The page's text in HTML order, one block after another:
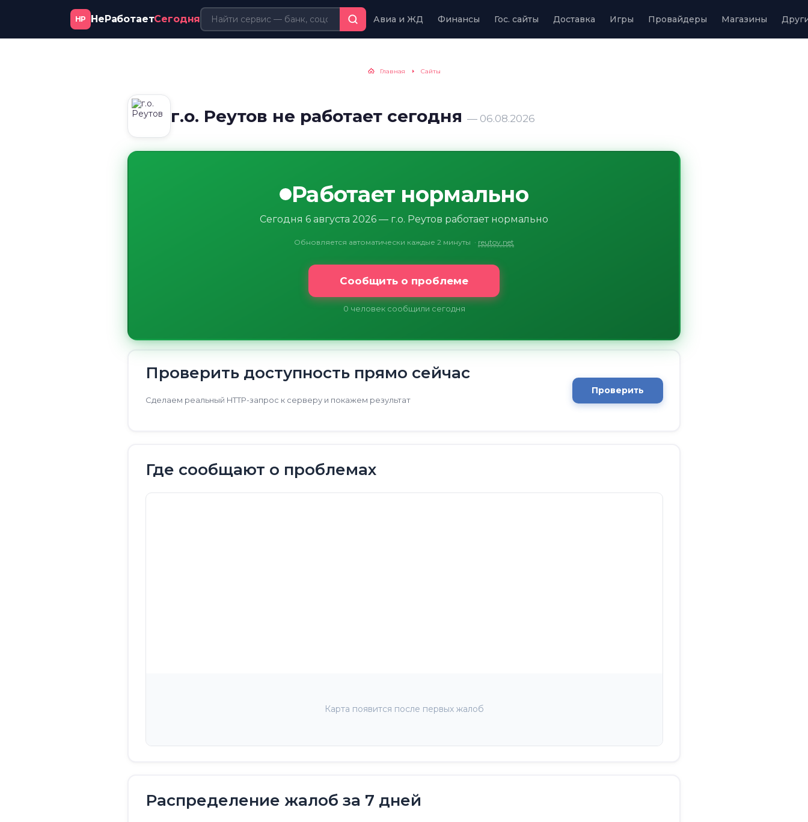
НР НеРаботаетСегодня Авиа и ЖД Финансы Гос. сайты Доставка Игры Провайдеры Магазины
Главная Сайты
г.о. Реутов не работает сегодня — 06.08.2026
Работает нормально
Сегодня 6 августа 2026 — г.о. Реутов работает нормально
Обновляется автоматически каждые 2 минуты · reutov.net
Сообщить о проблеме
0 человек сообщили сегодня
Проверить доступность прямо сейчас
Сделаем реальный HTTP-запрос к серверу и покажем результат
Проверить
Где сообщают о проблемах
Карта появится после первых жалоб
Распределение жалоб за 7 дней